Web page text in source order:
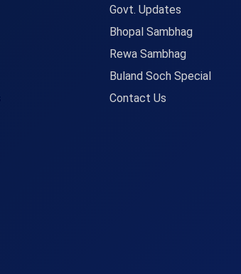
Govt. Updates
Bhopal Sambhag
Rewa Sambhag
Buland Soch Special
Contact Us